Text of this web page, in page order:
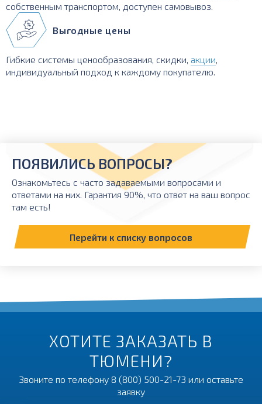
собственным транспортом, доступен самовывоз.
Выгодные цены
Гибкие системы ценообразования, скидки, акции,
индивидуальный подход к каждому покупателю.
ХОТИТЕ ЗАКАЗАТЬ В
ТЮМЕНИ?
Звоните по телефону 8 (800) 500-21-73 или оставьте
заявку
ПОЯВИЛИСЬ ВОПРОСЫ?
Ознакомьтесь с часто задаваемыми вопросами и
ответами на них. Гарантия 90%, что ответ на ваш вопрос
там есть!
Перейти к списку вопросов